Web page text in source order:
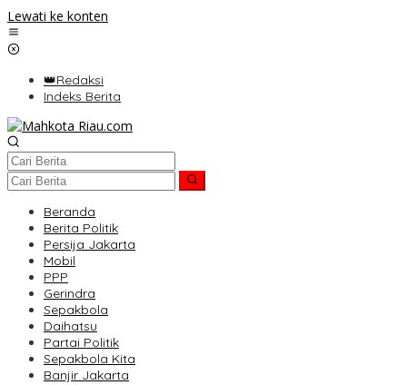
Lewati ke konten
👑Redaksi
Indeks Berita
Beranda
Berita Politik
Persija Jakarta
Mobil
PPP
Gerindra
Sepakbola
Daihatsu
Partai Politik
Sepakbola Kita
Banjir Jakarta